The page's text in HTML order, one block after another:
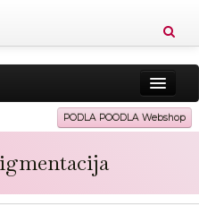
Zdravlje Vitkost
PODLA POODLA Webshop